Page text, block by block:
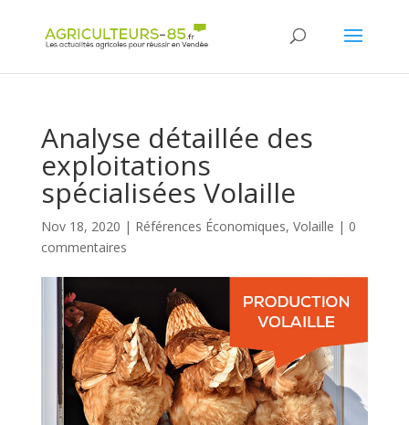
Analyse détaillée des
exploitations
spécialisées Volaille
Nov 18, 2020 | Références Économiques, Volaille | 0
commentaires